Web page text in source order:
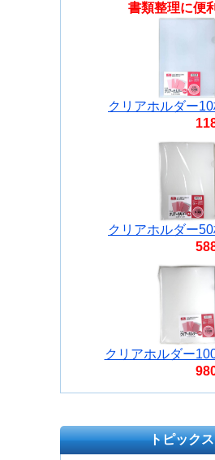
書類整理に便
クリアホルダー
クリアホルダー
クリアホルダー
トピックス